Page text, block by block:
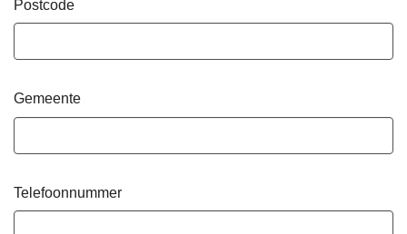
Postcode
Gemeente
Telefoonnummer